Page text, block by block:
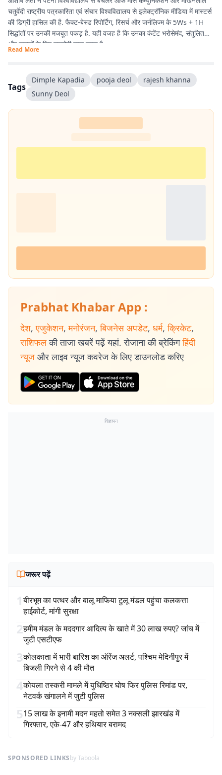
चतुर्वेदी राष्ट्रीय पत्रकारिता एवं संचार विश्वविद्यालय से इलेक्ट्रॉनिक मीडिया में मास्टर्स
की डिग्री हासिल की है. फैक्ट-बेस्ड रिपोर्टिंग, रिसर्च और जर्नलिज्म के 5Ws + 1H
सिद्धांतों पर उनकी मजबूत पकड़ है. यही वजह है कि उनका कंटेंट भरोसेमंद, संतुलित
और पाठकों के लिए उपयोगी माना जाता है.
Read More
Tags
Dimple Kapadia pooja deol
rajesh khanna
Sunny Deol
Prabhat Khabar App :
देश, एजुकेशन, मनोरंजन, बिजनेस अपडेट, धर्म, क्रिकेट,
राशिफल की ताजा खबरें पढ़ें यहां. रोजाना की ब्रेकिंग हिंदी
न्यूज और लाइव न्यूज कवरेज के लिए डाउनलोड करिए
विज्ञापन
जरूर पढ़ें
1बीरभूम का पत्थर और बालू माफिया टुलू मंडल पहुंचा कलकत्ता
हाईकोर्ट, मांगी सुरक्षा
2हमीम मंडल के मददगार आदित्य के खाते में 30 लाख रुपए? जांच में
जुटी एसटीएफ
3कोलकाता में भारी बारिश का ऑरेंज अलर्ट, पश्चिम मेदिनीपुर में
बिजली गिरने से 4 की मौत
4कोयला तस्करी मामले में युधिष्ठिर घोष फिर पुलिस रिमांड पर,
नेटवर्क खंगालने में जुटी पुलिस
515 लाख के इनामी मदन महतो समेत 3 नक्सली झारखंड में
गिरफ्तार, एके-47 और हथियार बरामद
SPONSORED LINKSby Taboola